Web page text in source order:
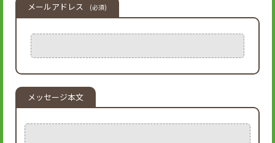
メールアドレス (必須)
メッセージ本文